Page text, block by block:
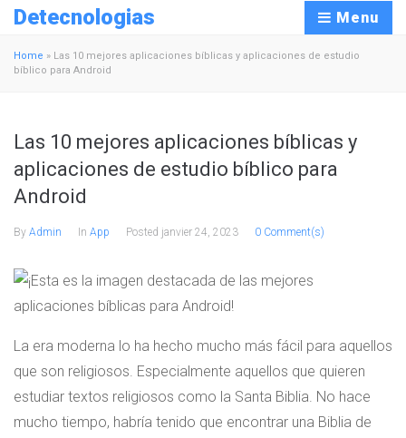
Detecnologias Menu
Home » Las 10 mejores aplicaciones bíblicas y aplicaciones de estudio
bíblico para Android
Las 10 mejores aplicaciones bíblicas y
aplicaciones de estudio bíblico para
Android
By Admin In App Posted janvier 24, 2023 0 Comment(s)
La era moderna lo ha hecho mucho más fácil para aquellos
que son religiosos. Especialmente aquellos que quieren
estudiar textos religiosos como la Santa Biblia. No hace
mucho tiempo, habría tenido que encontrar una Biblia de